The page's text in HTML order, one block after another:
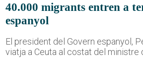
40.000 migrants entren a
espanyol
El president del Govern espanyol,
viatja a Ceuta al costat del ministre